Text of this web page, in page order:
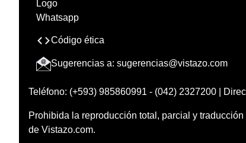
Código ética
Sugerencias a: sugerencias@vistazo.com
Teléfono: (+593) 985860991 - (042) 2327200 |
Prohibida la reproducción total, parcial y
de Vistazo.com.